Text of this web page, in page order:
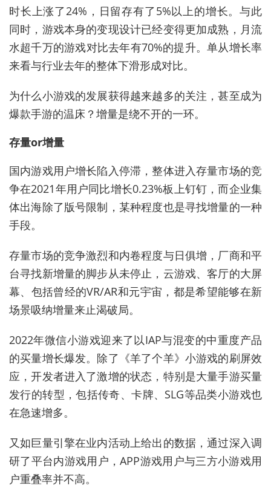
时长上涨了24%，日留存有了5%以上的增长。与此
同时，游戏本身的变现设计已经变得更加成熟，月流
水超千万的游戏对比去年有70%的提升。单从增长率
来看与行业去年的整体下滑形成对比。
为什么小游戏的发展获得越来越多的关注，甚至成为
爆款手游的温床？增量是绕不开的一环。
存量or增量
国内游戏用户增长陷入停滞，整体进入存量市场的竞
争在2021年用户同比增长0.23%板上钉钉，而企业集
体出海除了版号限制，某种程度也是寻找增量的一种
手段。
存量市场的竞争激烈和内卷程度与日俱增，厂商和平
台寻找新增量的脚步从未停止，云游戏、客厅的大屏
幕、包括曾经的VR/AR和元宇宙，都是希望能够在新
场景吸纳增量来止渴破局。
2022年微信小游戏迎来了以IAP与混变的中重度产品
的买量增长爆发。除了《羊了个羊》小游戏的刷屏效
应，开发者进入了激增的状态，特别是大量手游买量
发行的转型，包括传奇、卡牌、SLG等品类小游戏也
在急速增多。
又如巨量引擎在业内活动上给出的数据，通过深入调
研了平台内游戏用户，APP游戏用户与三方小游戏用
户重叠率并不高。